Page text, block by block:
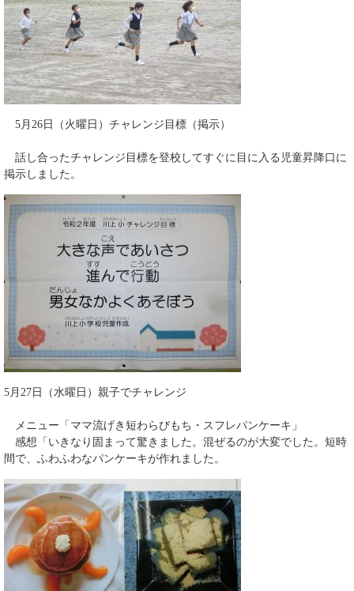
5月26日（火曜日）チャレンジ目標（掲示）
話し合ったチャレンジ目標を登校してすぐに目に入る児童昇降口に
掲示しました。
5月27日（水曜日）親子でチャレンジ
メニュー「ママ流げき短わらびもち・スフレパンケーキ」
感想「いきなり固まって驚きました。混ぜるのが大変でした。短時
間で、ふわふわなパンケーキが作れました。